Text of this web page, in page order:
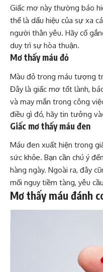
Giấc mơ này thường báo
thể là dấu hiệu của sự xa
người thân yêu. Hãy cố
duy trì sự hòa thuận.
Mơ thấy máu đỏ
Màu đỏ trong máu tượng
Đây là giấc mơ tốt lành,
và may mắn trong công
điều gì đó, hãy tin tưởng
Giấc mơ thấy máu đen
Máu đen xuất hiện trong
sức khỏe. Bạn cần chú ý
hàng ngày. Ngoài ra, đây
mối nguy tiềm tàng, yêu
Mơ thấy máu đánh